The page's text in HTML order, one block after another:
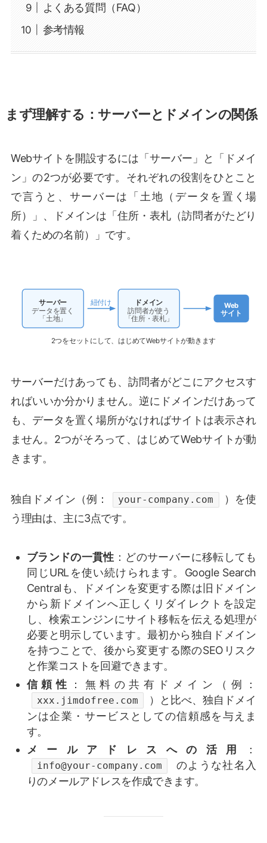
よくある質問（FAQ）
参考情報
まず理解する：サーバーとドメインの関係
Webサイトを開設するには「サーバー」と「ドメイ
ン」の2つが必要です。それぞれの役割をひとこと
で言うと、サーバーは「土地（データを置く場
所）」、ドメインは「住所・表札（訪問者がたどり
着くための名前）」です。
サーバー
データを置く
「土地」
紐付け ドメイン
訪問者が使う
「住所・表札」
Web
サイト
2つをセットにして、はじめてWebサイトが動きます
サーバーだけあっても、訪問者がどこにアクセスす
ればいいか分かりません。逆にドメインだけあって
も、データを置く場所がなければサイトは表示され
ません。2つがそろって、はじめてWebサイトが動
きます。
独自ドメイン（例： your-company.com
）を使
う理由は、主に3点です。
ブランドの一貫性 ：どのサーバーに移転しても
同じURLを使い続けられます。Google Search
Centralも、ドメインを変更する際は旧ドメイン
から新ドメインへ正しくリダイレクトを設定
し、検索エンジンにサイト移転を伝える処理が
必要と明示しています。最初から独自ドメイン
を持つことで、後から変更する際のSEOリスク
と作業コストを回避できます。
信頼性
：無料の共有ドメイン（例：
xxx.jimdofree.com
）と比べ、独自ドメイ
ンは企業・サービスとしての信頼感を与えま
す。
メールアドレスへの活用
：
info@your-company.com
のような社名入
りのメールアドレスを作成できます。